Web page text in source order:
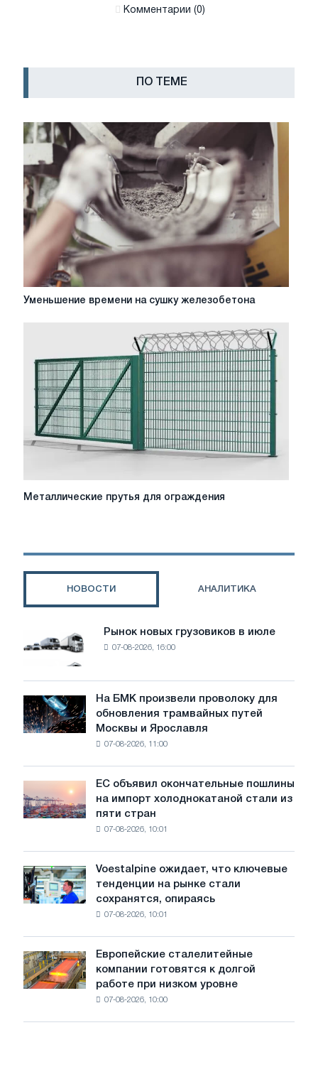
Комментарии (0)
ПО ТЕМЕ
Уменьшение
Уменьшение времени на сушку железобетона
Металлические
Металлические прутья для ограждения
НОВОСТИ АНАЛИТИКА
Рынок
новых
грузовиков
в
июле
Рынок новых грузовиков в июле
07-08-2026, 16:00
На
БМК
произвели
трамвайных
путей
Ярославля
На БМК произвели проволоку для
обновления трамвайных путей
Москвы и Ярославля
07-08-2026, 11:00
объявил
окончательные
холоднокатаной
стали
стран
ЕС объявил окончательные пошлины
на импорт холоднокатаной стали из
пяти стран
07-08-2026, 10:01
Voestalpine
ожидает,
что
рынке
стали
на
Voestalpine ожидает, что ключевые
тенденции на рынке стали
сохранятся, опираясь
07-08-2026, 10:01
Европейские
сталелитейные
компании
Европейские сталелитейные
компании готовятся к долгой
работе при низком уровне
07-08-2026, 10:00